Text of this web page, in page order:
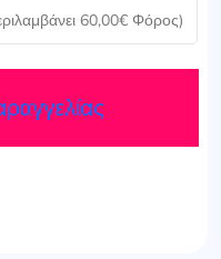
60,00€ Φόρος)